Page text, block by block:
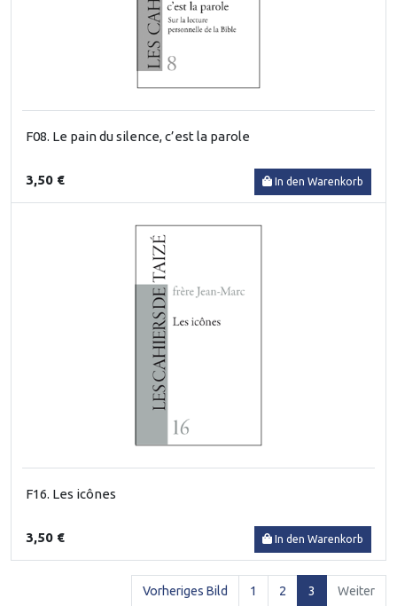
F08. Le pain du silence, c’est la parole
3,50 € In den Warenkorb
F16. Les icônes
3,50 € In den Warenkorb
Vorheriges Bild 1 2 3 (current)
Weiter